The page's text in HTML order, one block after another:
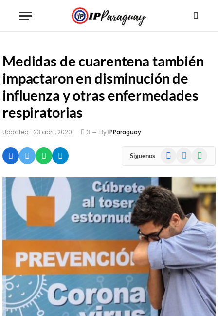
Medidas de cuarentena también
impactaron en disminución de
influenza y otras enfermedades
respiratorias
Updated: 23 abril, 2020 3 ByIPParaguay
Siguenos Facebook